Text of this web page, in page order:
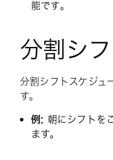
能です。
分割シ
分割シフトスケジュ
す。
例: 朝にシフトを
ます。